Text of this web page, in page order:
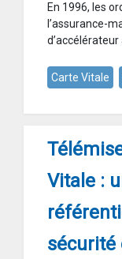
En 1996, les
l’assurance-
d’accélérateur
Carte Vitale
Vitale :
sécurité